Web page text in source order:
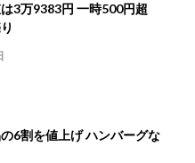
3万9383円 一時500円超
6割を値上げ ハンバーグな